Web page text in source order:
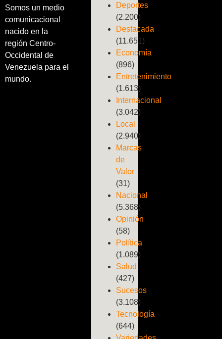
Somos un medio
comunicacional
nacido en la
región Centro-
Occidental de
Venezuela para el
mundo.
Deportes
(2.200)
Destacada
(11.651)
Economía
(896)
Entretenimiento
(1.613)
Internacional
(3.042)
Local
(2.940)
Marcas
de
Valor
(31)
Nacional
(5.368)
Opinión
(58)
Política
(1.089)
Salud
(427)
Sucesos
(3.108)
Tecnología
(644)